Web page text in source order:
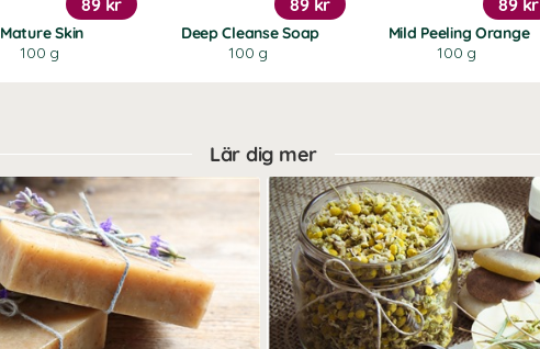
Mature Skin
100 g
Deep Cleanse Soap
100 g
Mild Peeling Orange
100 g
Lär dig mer